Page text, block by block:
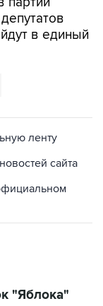
в единый
сайта
Госдумы